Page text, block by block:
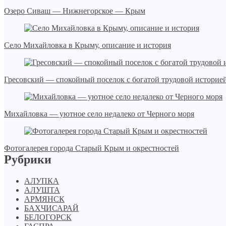
Озеро Сиваш — Нижнегорское — Крым
Село Михайловка в Крыму, описание и история
Гресовский — спокойный поселок с богатой трудовой
Михайловка — уютное село недалеко от Черного моря
Фотогалерея города Старый Крым и окрестностей
Рубрики
АЛУПКА
АЛУШТА
АРМЯНСК
БАХЧИСАРАЙ
БЕЛОГОРСК